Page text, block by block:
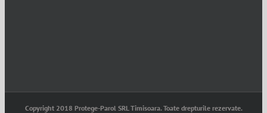
Copyright 2018 Protege-Parol SRL Timisoara. Toate drepturile rezervate.